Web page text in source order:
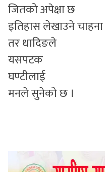
जितको अपेक्षा छ
इतिहास लेखाउने
तर धादिङले
यसपटक
घण्टीलाई
मनले सुनेको छ ।